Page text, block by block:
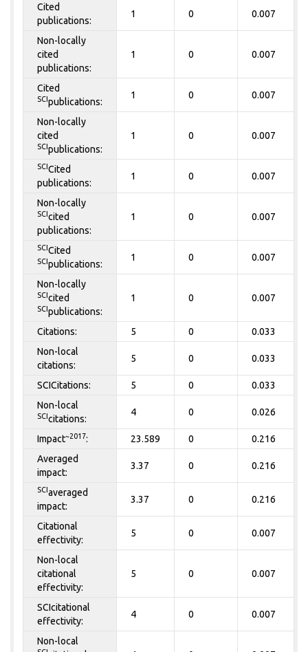
Cited
publications:
1 0 0.007
Non-locally
cited
publications:
1 0 0.007
Cited
SCIpublications:
1 0 0.007
Non-locally
cited
SCIpublications:
1 0 0.007
SCICited
publications:
1 0 0.007
Non-locally
SCIcited
publications:
1 0 0.007
SCICited
SCIpublications:
1 0 0.007
Non-locally
SCIcited
SCIpublications:
1 0 0.007
Citations: 5 0 0.033
Non-local
citations:
5 0 0.033
SCICitations: 5 0 0.033
Non-local
SCIcitations:
4 0 0.026
Impact~2017: 23.589 0 0.216
Averaged
impact:
3.37 0 0.216
SCIaveraged
impact:
3.37 0 0.216
Citational
effectivity:
5 0 0.007
Non-local
citational
effectivity:
5 0 0.007
SCIcitational
effectivity:
4 0 0.007
Non-local